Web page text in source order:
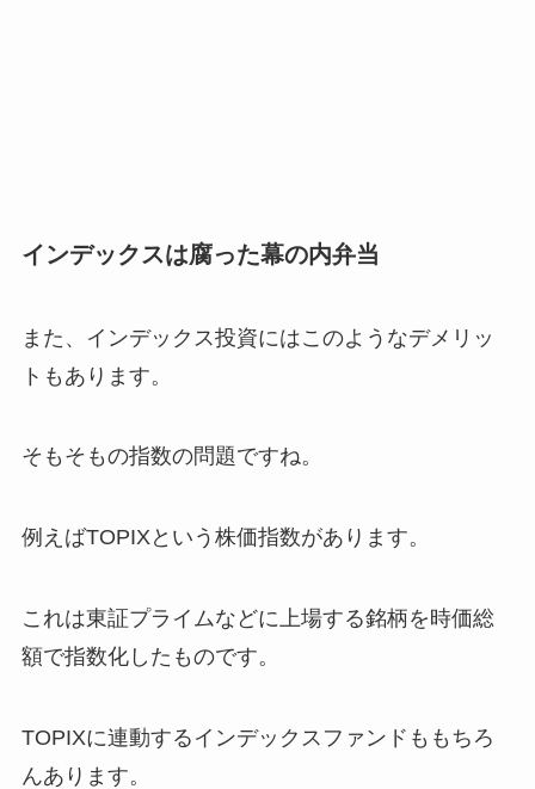
インデックスは腐った幕の内弁当
また、インデックス投資にはこのようなデメリッ
トもあります。
そもそもの指数の問題ですね。
例えばTOPIXという株価指数があります。
これは東証プライムなどに上場する銘柄を時価総
額で指数化したものです。
TOPIXに連動するインデックスファンドももちろ
んあります。